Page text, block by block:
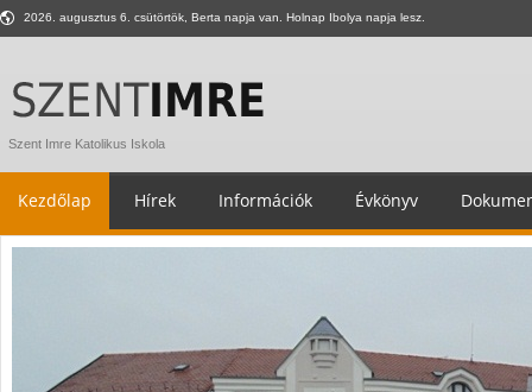
2026. augusztus 6. csütörtök, Berta napja van. Holnap Ibolya napja lesz.
Szent Imre Katolikus Iskola
Kezdőlap Hírek Információk Évkönyv